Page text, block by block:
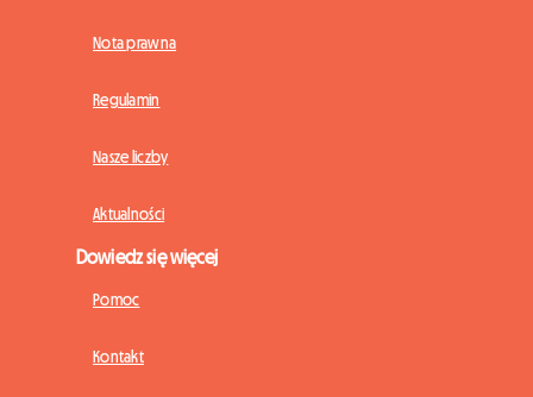
Nota prawna
Regulamin
Nasze liczby
Aktualności
Dowiedz się więcej
Pomoc
Kontakt